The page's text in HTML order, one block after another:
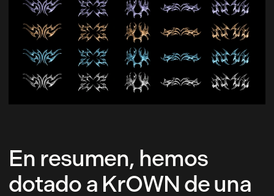
En resumen, hemos
dotado a KrOWN de una